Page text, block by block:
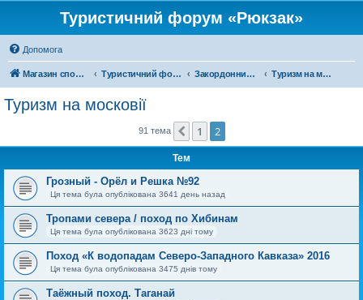
Туристичний форум «Рюкзак»
Допомога
Магазин спорядження Туристичний форум «Рюкзак» Закордонний туризм Туризм на московії
Туризм на московії
91 тема Поперед.
1 2
Тем
Грозный - Орёл и Решка №92
Ця тема була опублікована 3641 день назад
Тропами севера / поход по Хибинам
Ця тема була опублікована 3623 дні тому
Поход «К водопадам Северо-Западного Кавказа» 2016
Ця тема була опублікована 3475 днів тому
Таёжный поход. Таганай